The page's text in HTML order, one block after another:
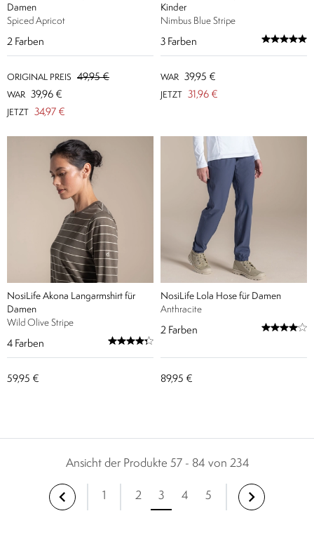
Damen
Spiced Apricot
2 Farben
ORIGINAL PREIS 49,95 €
WAR 39,96 €
JETZT 34,97 €
Kinder
Nimbus Blue Stripe
3 Farben
WAR 39,95 €
JETZT 31,96 €
NosiLife Akona Langarmshirt für
Damen
Wild Olive Stripe
4 Farben
59,95 €
NosiLife Lola Hose für Damen
Anthracite
2 Farben
89,95 €
Ansicht der Produkte 57 - 84 von 234
1 2 3 4 5